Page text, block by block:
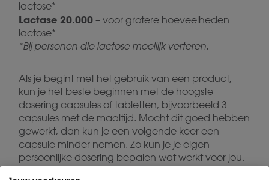
lactose*
Lactase 20.000 – voor grotere hoeveelheden
lactose*
*Bij personen die lactose moeilijk verteren.
Als je begint met het gebruik van een product,
kun je het beste beginnen met de hoogste
dosering capsules of tabletten, bijvoorbeeld 3
capsules met de maaltijd. Mocht dit goed hebben
gewerkt, dan kun je een volgende keer een
capsule minder nemen. Zo kun je je eigen
persoonlijke dosering bepalen wat werkt voor jou.